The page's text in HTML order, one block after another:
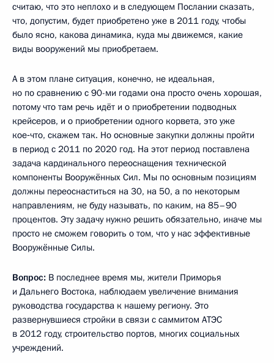
считаю, что это неплохо и в следующем Послании сказать,
что, допустим, будет приобретено уже в 2011 году, чтобы
было ясно, какова динамика, куда мы движемся, какие
виды вооружений мы приобретаем.
А в этом плане ситуация, конечно, не идеальная,
но по сравнению с 90-ми годами она просто очень хорошая,
потому что там речь идёт и о приобретении подводных
крейсеров, и о приобретении одного корвета, это уже
кое‑что, скажем так. Но основные закупки должны пройти
в период с 2011 по 2020 год. На этот период поставлена
задача кардинального переоснащения технической
компоненты Вооружённых Сил. Мы по основным позициям
должны переоснаститься на 30, на 50, а по некоторым
направлениям, не буду называть, по каким, на 85–90
процентов. Эту задачу нужно решить обязательно, иначе мы
просто не сможем говорить о том, что у нас эффективные
Вооружённые Силы.
Вопрос: В последнее время мы, жители Приморья
и Дальнего Востока, наблюдаем увеличение внимания
руководства государства к нашему региону. Это
развернувшиеся стройки в связи с саммитом АТЭС
в 2012 году, строительство портов, многих социальных
учреждений.